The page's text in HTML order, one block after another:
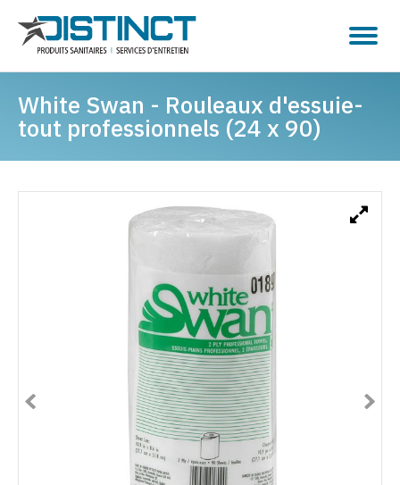
White Swan - Rouleaux d'essuie-
tout professionnels (24 x 90)